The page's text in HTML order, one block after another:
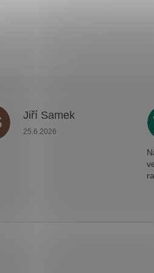
Jiří Samek
Hodnocení obchodu je 5 z 5
25.6.2026